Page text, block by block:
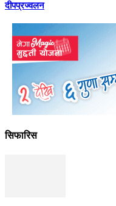
दीपप्रज्वलन
सिफारिस